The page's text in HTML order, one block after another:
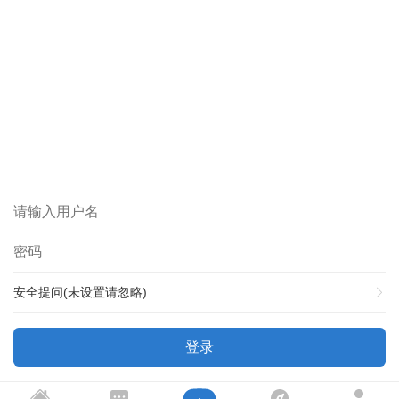
安全提问(未设置请忽略)
登录